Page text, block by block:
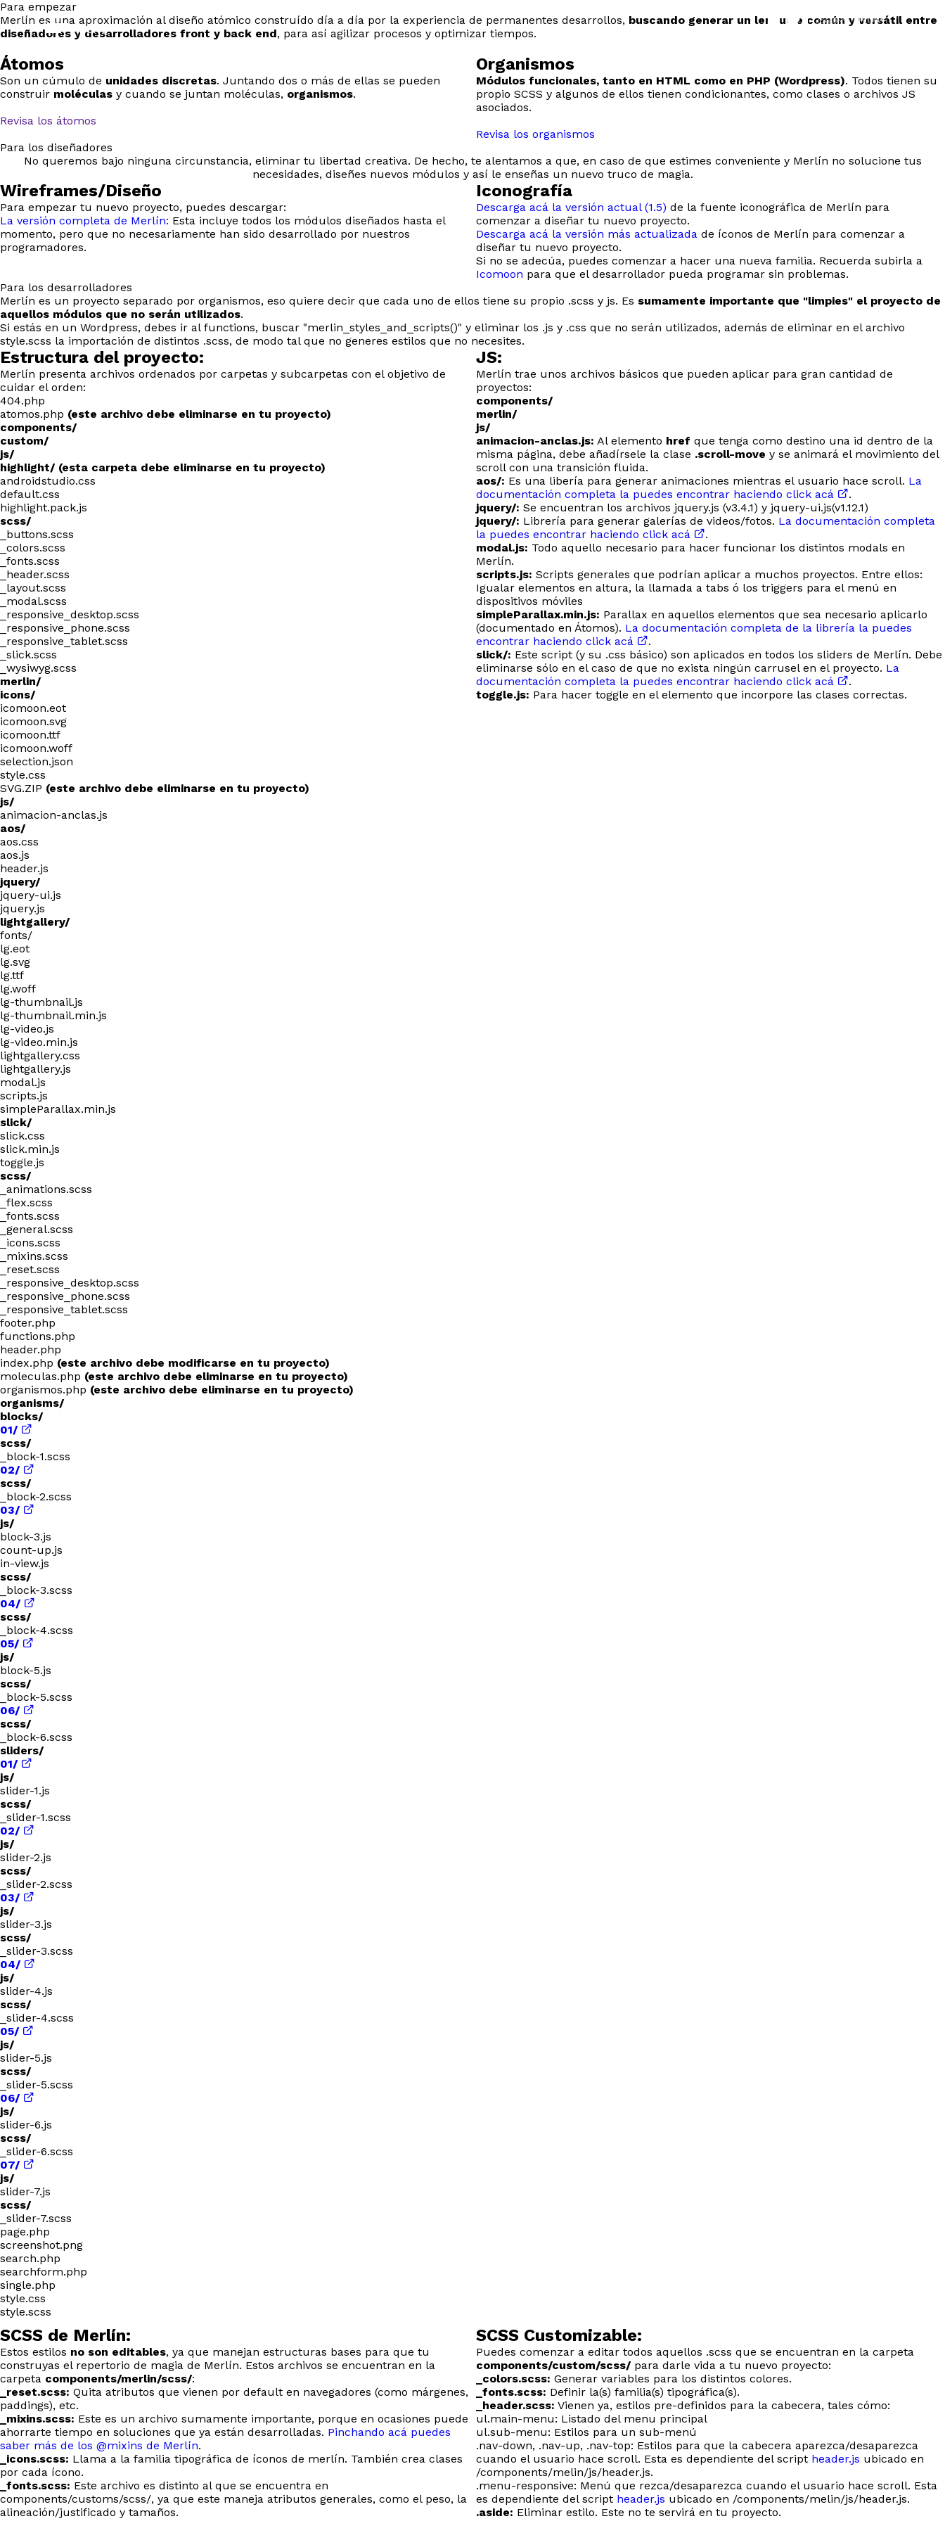
Menú
Para empezar
Merlín es una aproximación al diseño atómico construído día a día por la experiencia de permanentes desarrollos, buscando generar un lenguaje común y versátil entre
diseñadores y desarrolladores front y back end, para así agilizar procesos y optimizar tiempos.
Átomos
Son un cúmulo de unidades discretas. Juntando dos o más de ellas se pueden
construir moléculas y cuando se juntan moléculas, organismos.
Revisa los átomos
Organismos
Módulos funcionales, tanto en HTML como en PHP (Wordpress). Todos tienen su
propio SCSS y algunos de ellos tienen condicionantes, como clases o archivos JS
asociados.
Revisa los organismos
Para los diseñadores
No queremos bajo ninguna circunstancia, eliminar tu libertad creativa. De hecho, te alentamos a que, en caso de que estimes conveniente y Merlín no solucione tus
necesidades, diseñes nuevos módulos y así le enseñas un nuevo truco de magia.
Wireframes/Diseño
Para empezar tu nuevo proyecto, puedes descargar:
La versión completa de Merlín: Esta incluye todos los módulos diseñados hasta el
momento, pero que no necesariamente han sido desarrollado por nuestros
programadores.
Iconografía
Descarga acá la versión actual (1.5) de la fuente iconográfica de Merlín para
comenzar a diseñar tu nuevo proyecto.
Descarga acá la versión más actualizada de íconos de Merlín para comenzar a
diseñar tu nuevo proyecto.
Si no se adecúa, puedes comenzar a hacer una nueva familia. Recuerda subirla a
Icomoon para que el desarrollador pueda programar sin problemas.
Para los desarrolladores
Merlín es un proyecto separado por organismos, eso quiere decir que cada uno de ellos tiene su propio .scss y js. Es sumamente importante que "limpies" el proyecto de
aquellos módulos que no serán utilizados.
Si estás en un Wordpress, debes ir al functions, buscar "merlin_styles_and_scripts()" y eliminar los .js y .css que no serán utilizados, además de eliminar en el archivo
style.scss la importación de distintos .scss, de modo tal que no generes estilos que no necesites.
Estructura del proyecto:
Merlín presenta archivos ordenados por carpetas y subcarpetas con el objetivo de
cuidar el orden:
404.php
atomos.php (este archivo debe eliminarse en tu proyecto)
components/
custom/
js/
highlight/ (esta carpeta debe eliminarse en tu proyecto)
androidstudio.css
default.css
highlight.pack.js
scss/
_buttons.scss
_colors.scss
_fonts.scss
_header.scss
_layout.scss
_modal.scss
_responsive_desktop.scss
_responsive_phone.scss
_responsive_tablet.scss
_slick.scss
_wysiwyg.scss
merlin/
icons/
icomoon.eot
icomoon.svg
icomoon.ttf
icomoon.woff
selection.json
style.css
SVG.ZIP (este archivo debe eliminarse en tu proyecto)
js/
animacion-anclas.js
aos/
aos.css
aos.js
header.js
jquery/
jquery-ui.js
jquery.js
lightgallery/
fonts/
lg.eot
lg.svg
lg.ttf
lg.woff
lg-thumbnail.js
lg-thumbnail.min.js
lg-video.js
lg-video.min.js
lightgallery.css
lightgallery.js
modal.js
scripts.js
simpleParallax.min.js
slick/
slick.css
slick.min.js
toggle.js
scss/
_animations.scss
_flex.scss
_fonts.scss
_general.scss
_icons.scss
_mixins.scss
_reset.scss
_responsive_desktop.scss
_responsive_phone.scss
_responsive_tablet.scss
footer.php
functions.php
header.php
index.php (este archivo debe modificarse en tu proyecto)
moleculas.php (este archivo debe eliminarse en tu proyecto)
organismos.php (este archivo debe eliminarse en tu proyecto)
organisms/
blocks/
01/
scss/
_block-1.scss
02/
scss/
_block-2.scss
03/
js/
block-3.js
count-up.js
in-view.js
scss/
_block-3.scss
04/
scss/
_block-4.scss
05/
js/
block-5.js
scss/
_block-5.scss
06/
scss/
_block-6.scss
sliders/
01/
js/
slider-1.js
scss/
_slider-1.scss
02/
js/
slider-2.js
scss/
_slider-2.scss
03/
js/
slider-3.js
scss/
_slider-3.scss
04/
js/
slider-4.js
scss/
_slider-4.scss
05/
js/
slider-5.js
scss/
_slider-5.scss
06/
js/
slider-6.js
scss/
_slider-6.scss
07/
js/
slider-7.js
scss/
_slider-7.scss
page.php
screenshot.png
search.php
searchform.php
single.php
style.css
style.scss
JS:
Merlín trae unos archivos básicos que pueden aplicar para gran cantidad de
proyectos:
components/
merlin/
js/
animacion-anclas.js: Al elemento href que tenga como destino una id dentro de la
misma página, debe añadírsele la clase .scroll-move y se animará el movimiento del
scroll con una transición fluida.
aos/: Es una libería para generar animaciones mientras el usuario hace scroll. La
documentación completa la puedes encontrar haciendo click acá
.
jquery/: Se encuentran los archivos jquery.js (v3.4.1) y jquery-ui.js(v1.12.1)
jquery/: Librería para generar galerías de videos/fotos. La documentación completa
la puedes encontrar haciendo click acá
.
modal.js: Todo aquello necesario para hacer funcionar los distintos modals en
Merlín.
scripts.js: Scripts generales que podrían aplicar a muchos proyectos. Entre ellos:
Igualar elementos en altura, la llamada a tabs ó los triggers para el menú en
dispositivos móviles
simpleParallax.min.js: Parallax en aquellos elementos que sea necesario aplicarlo
(documentado en Átomos). La documentación completa de la librería la puedes
encontrar haciendo click acá
.
slick/: Este script (y su .css básico) son aplicados en todos los sliders de Merlín. Debe
eliminarse sólo en el caso de que no exista ningún carrusel en el proyecto. La
documentación completa la puedes encontrar haciendo click acá
.
toggle.js: Para hacer toggle en el elemento que incorpore las clases correctas.
SCSS de Merlín:
Estos estilos no son editables, ya que manejan estructuras bases para que tu
construyas el repertorio de magia de Merlín. Estos archivos se encuentran en la
carpeta components/merlin/scss/:
_reset.scss: Quita atributos que vienen por default en navegadores (como márgenes,
paddings), etc.
_mixins.scss: Este es un archivo sumamente importante, porque en ocasiones puede
ahorrarte tiempo en soluciones que ya están desarrolladas. Pinchando acá puedes
saber más de los @mixins de Merlín.
_icons.scss: Llama a la familia tipográfica de íconos de merlín. También crea clases
por cada ícono.
_fonts.scss: Este archivo es distinto al que se encuentra en
components/customs/scss/, ya que este maneja atributos generales, como el peso, la
alineación/justificado y tamaños.
SCSS Customizable:
Puedes comenzar a editar todos aquellos .scss que se encuentran en la carpeta
components/custom/scss/ para darle vida a tu nuevo proyecto:
_colors.scss: Generar variables para los distintos colores.
_fonts.scss: Definir la(s) familia(s) tipográfica(s).
_header.scss: Vienen ya, estilos pre-definidos para la cabecera, tales cómo:
ul.main-menu: Listado del menu principal
ul.sub-menu: Estilos para un sub-menú
.nav-down, .nav-up, .nav-top: Estilos para que la cabecera aparezca/desaparezca
cuando el usuario hace scroll. Esta es dependiente del script header.js ubicado en
/components/melin/js/header.js.
.menu-responsive: Menú que rezca/desaparezca cuando el usuario hace scroll. Esta
es dependiente del script header.js ubicado en /components/melin/js/header.js.
.aside: Eliminar estilo. Este no te servirá en tu proyecto.